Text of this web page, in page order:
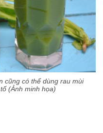
cũng có thể dùng rau mùi
(Ảnh minh họa)